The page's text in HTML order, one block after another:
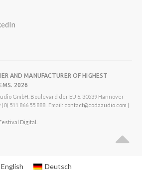
AND MANUFACTURER OF HIGHEST
2026
GmbH. Boulevard der EU 6. 30539 Hannover -
511 866 55 888 . Email: contact@codaaudio.com |
Digital.
English Deutsch